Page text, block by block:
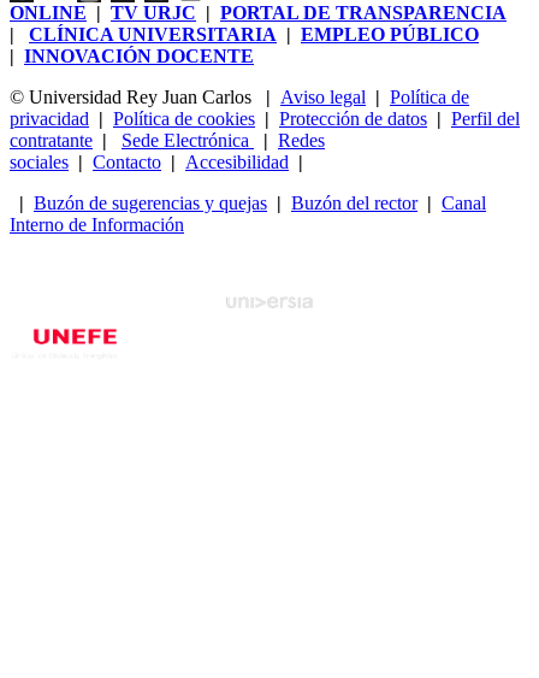
ONLINE | TV URJC | PORTAL DE TRANSPARENCIA
| CLÍNICA UNIVERSITARIA | EMPLEO PÚBLICO
| INNOVACIÓN DOCENTE
© Universidad Rey Juan Carlos
| Aviso legal | Política de
privacidad | Política de cookies | Protección de datos | Perfil del
contratante | Sede Electrónica | Redes
sociales | Contacto | Accesibilidad |
| Buzón de sugerencias y quejas | Buzón del rector| Canal
Interno de Información